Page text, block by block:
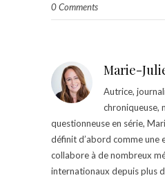
0 Comments
Marie-
Autrice,
chroniqueuse,
questionneuse en série,
définit d’abord comme une
collabore à de nombreux
internationaux depuis plus